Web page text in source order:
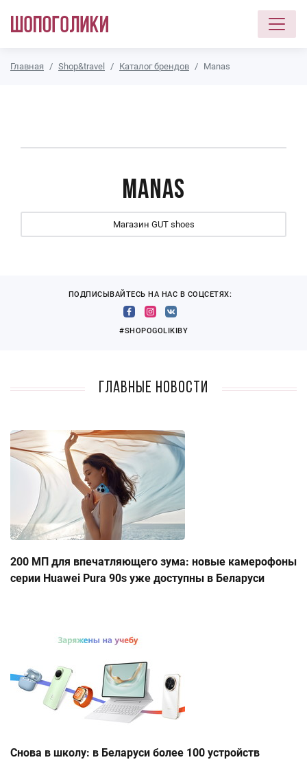
Главная Shop&travel Каталог брендов Manas
Manas
Магазин GUT shoes
ПОДПИСЫВАЙТЕСЬ НА НАС В СОЦСЕТЯХ:
#SHOPOGOLIKIBY
Главные новости
200 МП для впечатляющего зума: новые камерофоны
серии Huawei Pura 90s уже доступны в Беларуси
Снова в школу: в Беларуси более 100 устройств